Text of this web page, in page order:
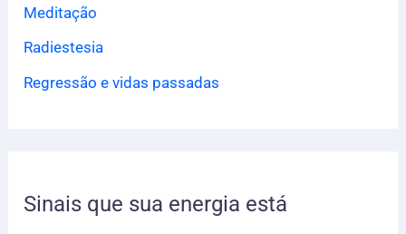
p
o
r
Meditação
Radiestesia
Regressão e vidas passadas
Sinais que sua energia está